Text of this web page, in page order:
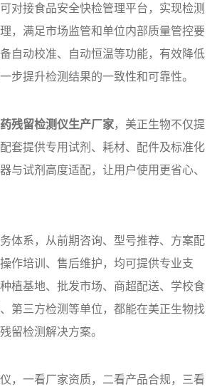
对接食品安全快检管理平台，实现检测
，满足市场监管和单位内部质量管控要
自动校准、自动恒温等功能，有效降低
步提升检测结果的一致性和可靠性。
残留检测仪生产厂家，美正生物不仅提
套提供专用试剂、耗材、配件及标准化
与试剂高度适配，让用户使用更省心、
体系，从前期咨询、型号推荐、方案配
作培训、售后维护，均可提供专业支
植基地、批发市场、商超配送、学校食
第三方检测等单位，都能在美正生物找
留检测解决方案。
，一看厂家资质，二看产品合规，三看